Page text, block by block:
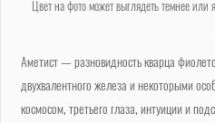
Цвет на фото может выглядеть темнее или
Аметист — разновидность кварца
двухвалентного железа и некоторыми
космосом, третьего глаза, интуиции и